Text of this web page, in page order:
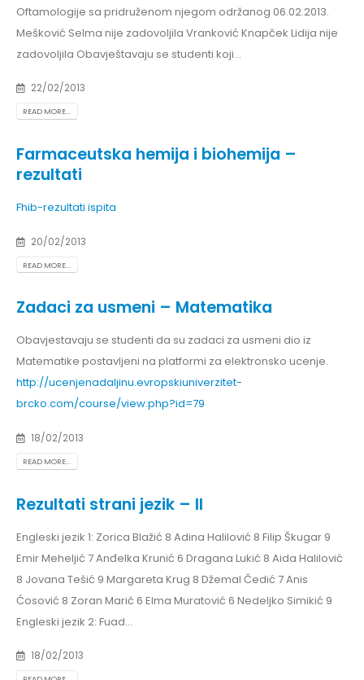
Oftamologije sa pridruženom njegom održanog 06.02.2013.
Mešković Selma nije zadovoljila Vranković Knapček Lidija nije
zadovoljila Obavještavaju se studenti koji...
22/02/2013
READ MORE...
Farmaceutska hemija i biohemija –
rezultati
Fhib-rezultati ispita
20/02/2013
READ MORE...
Zadaci za usmeni – Matematika
Obavjestavaju se studenti da su zadaci za usmeni dio iz
Matematike postavljeni na platformi za elektronsko ucenje.
http://ucenjenadaljinu.evropskiuniverzitet-
brcko.com/course/view.php?id=79
18/02/2013
READ MORE...
Rezultati strani jezik – II
Engleski jezik 1: Zorica Blažić 8 Adina Halilović 8 Filip Škugar 9
Emir Meheljić 7 Anđelka Krunić 6 Dragana Lukić 8 Aida Halilović
8 Jovana Tešić 9 Margareta Krug 8 Džemal Čedić 7 Anis
Ćosović 8 Zoran Marić 6 Elma Muratović 6 Nedeljko Simikić 9
Engleski jezik 2: Fuad...
18/02/2013